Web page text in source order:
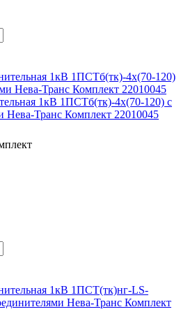
1кВ 1ПСТб(тк)-4х(70-120) с
Нева-Транс Комплект 22010045